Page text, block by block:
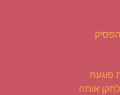
פוגעת
אותה